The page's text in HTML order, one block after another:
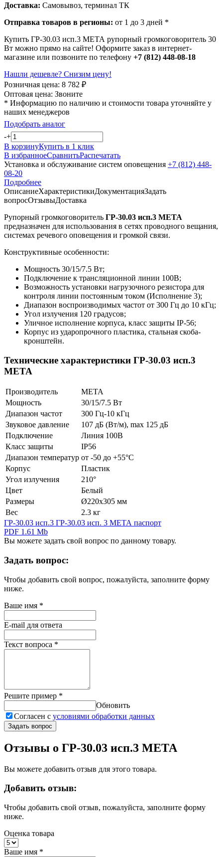
Доставка: Самовывоз, терминал ТК
Отправка товаров в регионы: от 1 до 3 дней *
Купить ГР-30.03 исп.3 МЕТА рупорный громкоговоритель 30
Вт можно прямо на сайте! Оформите заказ в интернет-
магазине или позвоните по телефону +7 (812) 448-08-18
Нашли дешевле? Снизим цену!
Розничная цена: 8 782 ₽
Оптовая цена: Звоните
* Информацию по наличию и стоимости товара уточняйте у
наших менеджеров
Подобрать аналог
-+
В корзинуКупить в 1 клик
В избранноеСравнитьРаспечатать
Установка и обслуживание систем оповещения +7 (812) 448-
08-20
Подробнее
ОписаниеХарактеристикиДокументацияЗадать
вопросОтзывыДоставка
Рупорный громкоговоритель ГР-30.03 исп.3 МЕТА
предназначен для использования в сетях проводного вещания,
системах речевого оповещения и громкой связи.
Конструктивные особенности:
Мощность 30/15/7.5 Вт;
Подключение к трансляционной линии 100В;
Возможность установки нагрузочного резистора для
контроля линии постоянным током (Исполнение 3);
Диапазон воспроизводимых частот от 300 Гц до 10 кГц;
Угол излучения 120 градусов;
Уличное исполнение корпуса, класс защиты IP-56;
Корпус из ударопрочного пластика, стальная скоба-
кронштейн.
Технические характеристики ГР-30.03 исп.3
МЕТА
Производитель
МЕТА
Мощность
30/15/7.5 Вт
Диапазон частот
300 Гц-10 кГц
Звуковое давление
107 дБ (Вт/м), max 125 дБ
Подключение
Линия 100В
Класс защиты
IP56
Диапазон температур от -50 до +55°С
Корпус
Пластик
Угол излучения
210°
Цвет
Белый
Размеры
Ø220х305 мм
Вес
2.3 кг
ГР-30.03 исп.3 ГР-30.03 исп. 3 МЕТА паспорт
PDF 1.61 Mb
Вы можете задать свой вопрос по данному товару.
Задать вопрос:
Чтобы добавить свой вопрос, пожалуйста, заполните форму
ниже.
Ваше имя *
E-mail для ответа
Текст вопроса *
Решите пример *
Обновить
Согласен с условиями обработки данных
Задать вопрос
Отзывы о ГР-30.03 исп.3 МЕТА
Вы можете добавить отзыв для этого товара.
Добавить отзыв:
Чтобы добавить свой отзыв, пожалуйста, заполните форму
ниже.
Оценка товара
Ваше имя *